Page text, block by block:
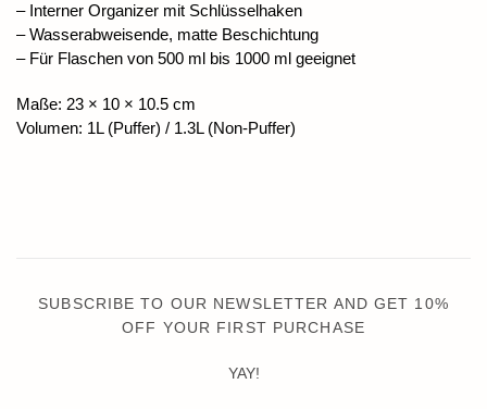
– Interner Organizer mit Schlüsselhaken
– Wasserabweisende, matte Beschichtung
– Für Flaschen von 500 ml bis 1000 ml geeignet
Maße: 23 × 10 × 10.5 cm
Volumen: 1L (Puffer) / 1.3L (Non-Puffer)
SUBSCRIBE TO OUR NEWSLETTER AND GET 10%
OFF YOUR FIRST PURCHASE
YAY!